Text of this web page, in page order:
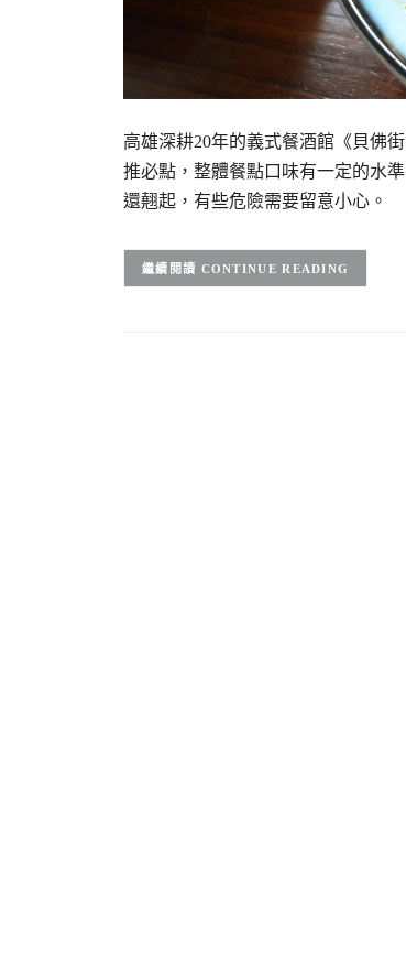
高雄深耕20年的義式餐酒館《貝佛
推必點，整體餐點口味有一定的水
還翹起，有些危險需要留意小心。
CONTINUE READING